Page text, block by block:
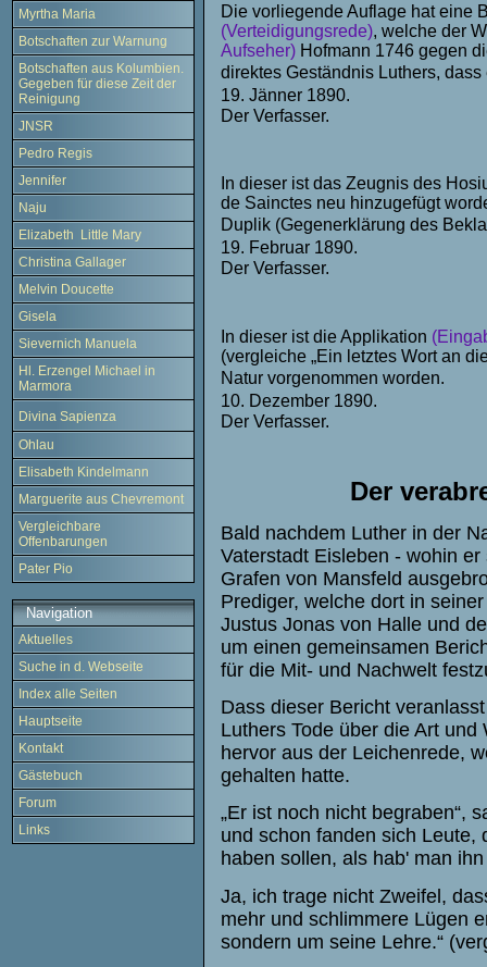
Myrtha Maria
Botschaften zur Warnung
Botschaften aus Kolumbien.
Gegeben für diese Zeit der
Reinigung
JNSR
Pedro Regis
Jennifer
Naju
Elizabeth Little Mary
Christina Gallager
Melvin Doucette
Gisela
Sievernich Manuela
Hl. Erzengel Michael in
Marmora
Divina Sapienza
Ohlau
Elisabeth Kindelmann
Marguerite aus Chevremont
Vergleichbare
Offenbarungen
Pater Pio
Navigation
Aktuelles
Suche in d. Webseite
Index alle Seiten
Hauptseite
Kontakt
Gästebuch
Forum
Links
Die vorliegende Auflage hat eine
(Verteidigungsrede), welche der
Aufseher) Hofmann 1746 gegen
direktes Geständnis Luthers,
19. Jänner 1890.
Der Verfasser.
In dieser ist das Zeugnis des
de Sainctes neu hinzugefügt
Duplik (Gegenerklärung des
19. Februar 1890.
Der Verfasser.
In dieser ist die Applikation
(vergleiche „Ein letztes Wort an
Natur vorgenommen worden.
10. Dezember 1890.
Der Verfasser.
Der
Bald nachdem Luther in der
Vaterstadt Eisleben - wohin
Grafen von Mansfeld
Prediger, welche dort in
Justus Jonas von Halle und
um einen gemeinsamen
für die Mit- und Nachwelt
Dass dieser Bericht
Luthers Tode über die Art
hervor aus der Leichenrede,
gehalten hatte.
„Er ist noch nicht begraben“,
und schon fanden sich Leute,
haben sollen, als hab' man
Ja, ich trage nicht Zweifel,
mehr und schlimmere Lügen
sondern um seine Lehre.“